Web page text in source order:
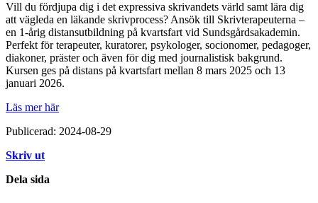
Vill du fördjupa dig i det expressiva skrivandets värld samt lära dig
att vägleda en läkande skrivprocess? Ansök till Skrivterapeuterna –
en 1-årig distansutbildning på kvartsfart vid Sundsgårdsakademin.
Perfekt för terapeuter, kuratorer, psykologer, socionomer, pedagoger,
diakoner, präster och även för dig med journalistisk bakgrund.
Kursen ges på distans på kvartsfart mellan 8 mars 2025 och 13
januari 2026.
Läs mer här
Publicerad: 2024-08-29
Skriv ut
Dela sida